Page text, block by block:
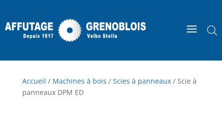
a
Accueil / Machines à bois / Scies à panneaux/ Scie à
panneaux DPM ED